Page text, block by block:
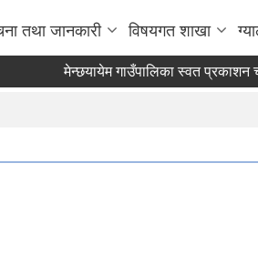
तथा जानकारी विषयगत शाखा
मेन्छयायेम गाउँपालिका स्वत प्रकाशन